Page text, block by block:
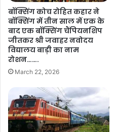
बॉक्सिंग कोच रोहित कहार ने
बॉक्सिंग में तीन साल में एक के
बाद एक बॉक्सिंग चैंपियनशिप
जीतकर श्री जवाहर नवोदय
विद्यालय बाड़ी का नाम
रोशन…….
March 22, 2026